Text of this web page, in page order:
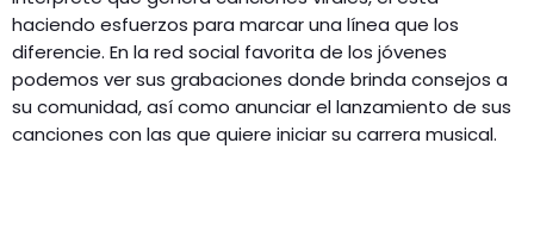
haciendo esfuerzos para marcar una línea que los
diferencie. En la red social favorita de los jóvenes
podemos ver sus grabaciones donde brinda consejos a
su comunidad, así como anunciar el lanzamiento de sus
canciones con las que quiere iniciar su carrera musical.